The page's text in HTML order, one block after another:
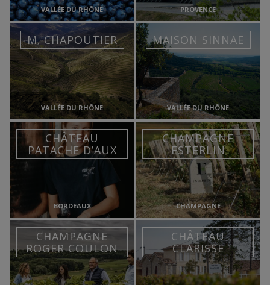
VALLÉE DU RHÔNE PROVENCE
M. CHAPOUTIER
VALLÉE DU RHÔNE
MAISON SINNAE
VALLÉE DU RHÔNE
CHÂTEAU
PATACHE D’AUX
BORDEAUX
CHAMPAGNE
ESTERLIN
CHAMPAGNE
CHAMPAGNE
ROGER COULON
CHÂTEAU
CLARISSE